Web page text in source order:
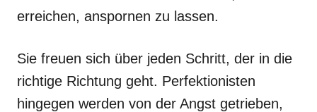
erreichen, anspornen zu lassen.
Sie freuen sich über jeden Schritt, der in die
richtige Richtung geht. Perfektionisten
hingegen werden von der Angst getrieben,